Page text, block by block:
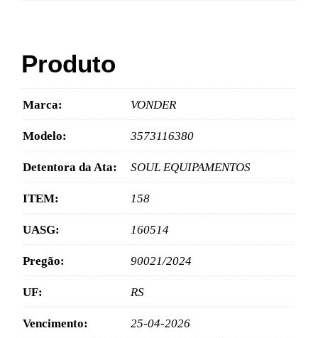
Produto
Marca: VONDER
Modelo: 3573116380
Detentora da Ata: SOUL EQUIPAMENTOS
ITEM: 158
UASG: 160514
Pregão: 90021/2024
UF: RS
Vencimento: 25-04-2026